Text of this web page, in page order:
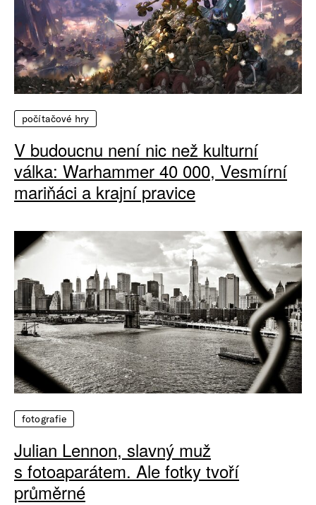
počítačové hry
V budoucnu není nic než kulturní
válka: Warhammer 40 000, Vesmírní
mariňáci a krajní pravice
fotografie
Julian Lennon, slavný muž
s fotoaparátem. Ale fotky tvoří
průměrné